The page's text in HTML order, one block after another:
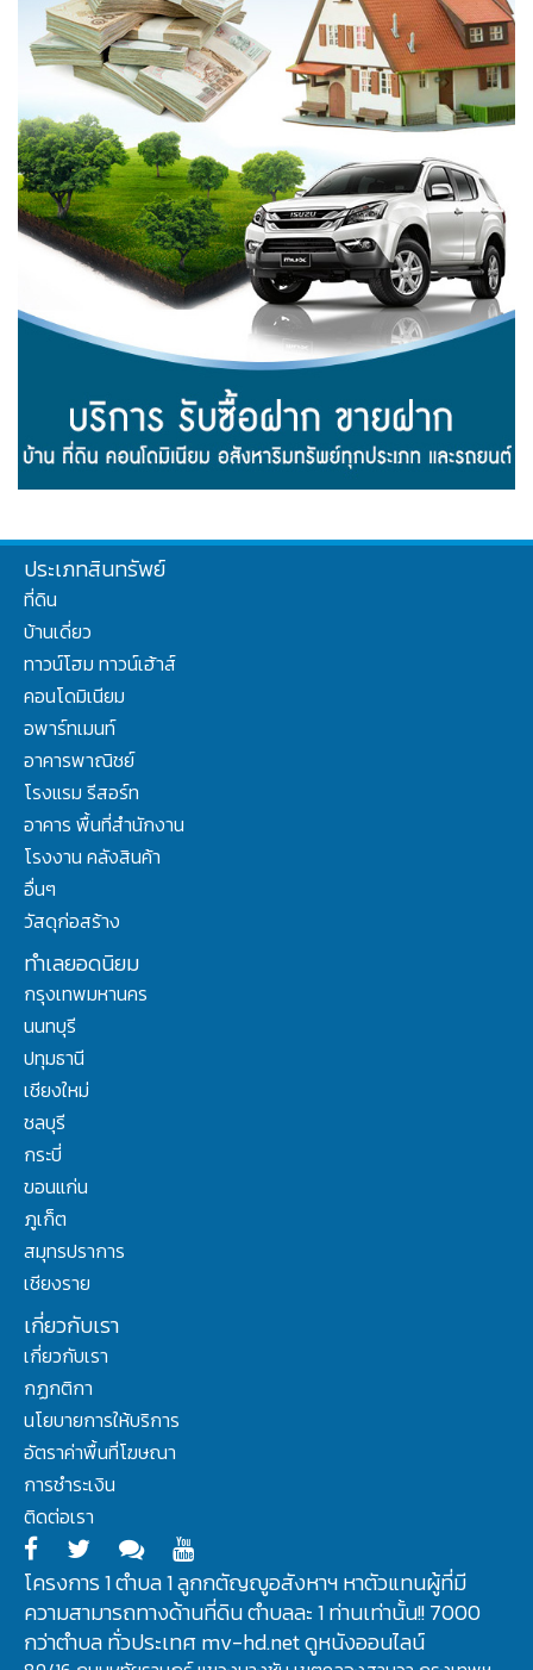
ประเภทสินทรัพย์
ที่ดิน
บ้านเดี่ยว
ทาวน์โฮม ทาวน์เฮ้าส์
คอนโดมิเนียม
อพาร์ทเมนท์
อาคารพาณิชย์
โรงแรม รีสอร์ท
อาคาร พื้นที่สำนักงาน
โรงงาน คลังสินค้า
อื่นๆ
วัสดุก่อสร้าง
ทำเลยอดนิยม
กรุงเทพมหานคร
นนทบุรี
ปทุมธานี
เชียงใหม่
ชลบุรี
กระบี่
ขอนแก่น
ภูเก็ต
สมุทรปราการ
เชียงราย
เกี่ยวกับเรา
เกี่ยวกับเรา
กฏกติกา
นโยบายการให้บริการ
อัตราค่าพื้นที่โฆษณา
การชำระเงิน
ติดต่อเรา
โครงการ 1 ตำบล 1 ลูกกตัญญูอสังหาฯ หาตัวแทนผู้ที่มี
ความสามารถทางด้านที่ดิน ตำบลละ 1 ท่านเท่านั้น!! 7000
กว่าตำบล ทั่วประเทศ mv-hd.net ดูหนังออนไลน์